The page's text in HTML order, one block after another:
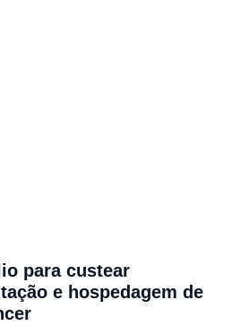
para custear
e hospedagem de